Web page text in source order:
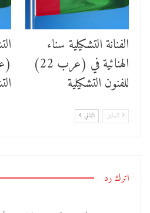
الفنانة التشكيلية سناء
الهنائية في (عرب 22)
للفنون التشكيلية
السابق التالي
اترك رد